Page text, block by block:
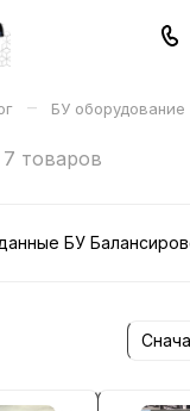
– БУ оборудование
7 товаров
БУ